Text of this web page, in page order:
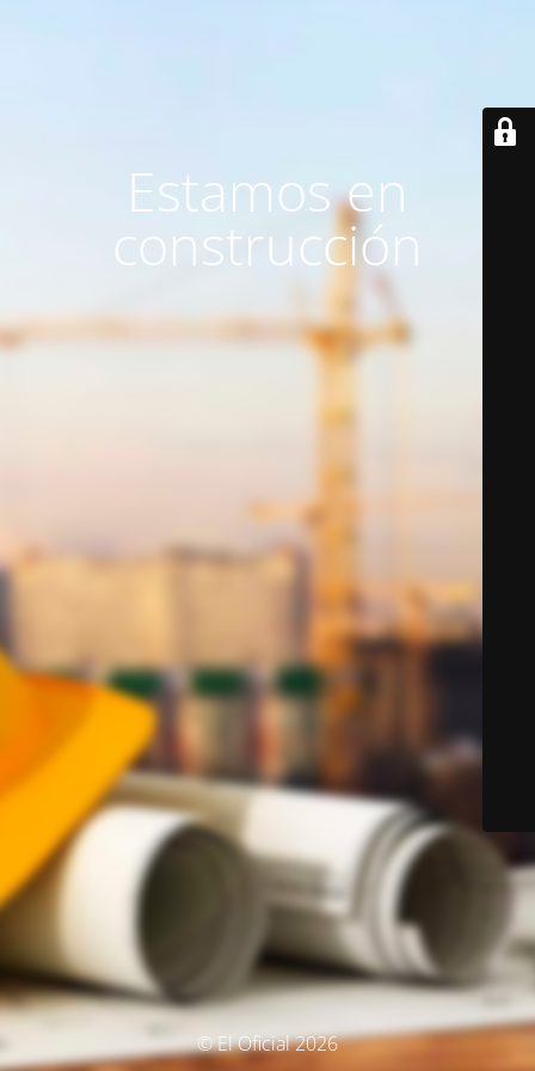
Estamos en
construcción
© El Oficial 2026